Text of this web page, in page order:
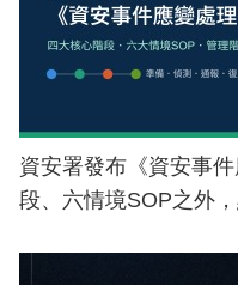
資安署發布《資安事
段、六情境SOP之外